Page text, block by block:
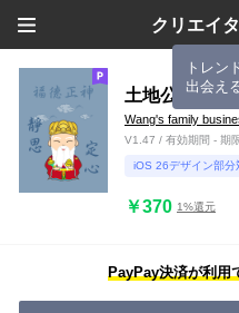
クリエイ
トレン
出会え
土地公˙瞑想（
Wang's family
V1.47 / 有効期間 - 期限
iOS 26デザイン部分
￥370 1%還元
PayPay決済が利用